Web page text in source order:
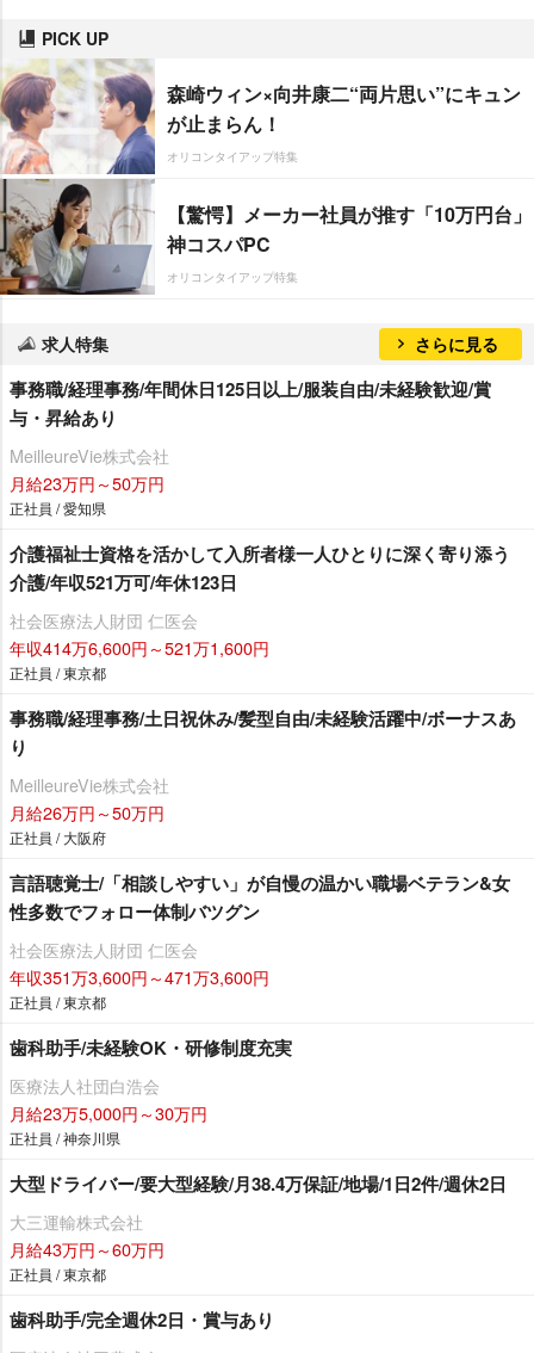
PICK UP
森崎ウィン×向井康二“両片思い”にキュン
が止まらん！
オリコンタイアップ特集
【驚愕】メーカー社員が推す「10万円台」
神コスパPC
オリコンタイアップ特集
求人特集 さらに見る
事務職/経理事務/年間休日125日以上/服装自由/未経験歓迎/賞
与・昇給あり
MeilleureVie株式会社
月給23万円～50万円
正社員 / 愛知県
介護福祉士資格を活かして入所者様一人ひとりに深く寄り添う
介護/年収521万可/年休123日
社会医療法人財団 仁医会
年収414万6,600円～521万1,600円
正社員 / 東京都
事務職/経理事務/土日祝休み/髪型自由/未経験活躍中/ボーナスあ
り
MeilleureVie株式会社
月給26万円～50万円
正社員 / 大阪府
言語聴覚士/「相談しやすい」が自慢の温かい職場ベテラン&女
性多数でフォロー体制バツグン
社会医療法人財団 仁医会
年収351万3,600円～471万3,600円
正社員 / 東京都
歯科助手/未経験OK・研修制度充実
医療法人社団白浩会
月給23万5,000円～30万円
正社員 / 神奈川県
大型ドライバー/要大型経験/月38.4万保証/地場/1日2件/週休2日
大三運輸株式会社
月給43万円～60万円
正社員 / 東京都
歯科助手/完全週休2日・賞与あり